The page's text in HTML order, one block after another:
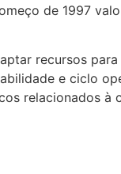
de 1997
recursos
e ciclo
relacionados à